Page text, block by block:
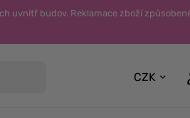
uvnitř budov. Reklamace zboží
CZK